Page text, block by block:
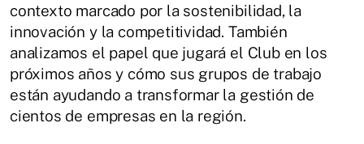
contexto marcado por la sostenibilidad, la
innovación y la competitividad. También
analizamos el papel que jugará el Club en los
próximos años y cómo sus grupos de trabajo
están ayudando a transformar la gestión de
cientos de empresas en la región.